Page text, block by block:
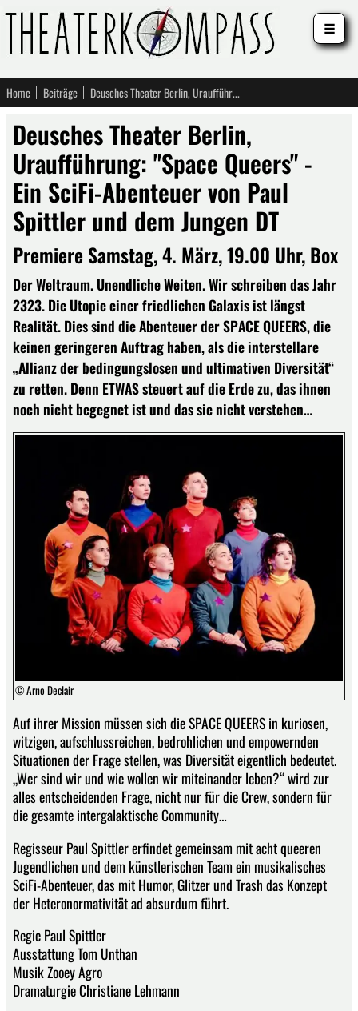
Home Beiträge Deusches Theater Berlin, Uraufführung: "Space Queers" - Ein SciFi-Abenteuer von Paul Spittler und dem Jungen DT
Deusches Theater Berlin,
Uraufführung: "Space Queers" -
Ein SciFi-Abenteuer von Paul
Spittler und dem Jungen DT
Premiere Samstag, 4. März, 19.00 Uhr, Box
Der Weltraum. Unendliche Weiten. Wir schreiben das Jahr
2323. Die Utopie einer friedlichen Galaxis ist längst
Realität. Dies sind die Abenteuer der SPACE QUEERS, die
keinen geringeren Auftrag haben, als die interstellare
„Allianz der bedingungslosen und ultimativen Diversität“
zu retten. Denn ETWAS steuert auf die Erde zu, das ihnen
noch nicht begegnet ist und das sie nicht verstehen…
© Arno Declair
Auf ihrer Mission müssen sich die SPACE QUEERS in kuriosen,
witzigen, aufschlussreichen, bedrohlichen und empowernden
Situationen der Frage stellen, was Diversität eigentlich bedeutet.
„Wer sind wir und wie wollen wir miteinander leben?“ wird zur
alles entscheidenden Frage, nicht nur für die Crew, sondern für
die gesamte intergalaktische Community…
Regisseur Paul Spittler erfindet gemeinsam mit acht queeren
Jugendlichen und dem künstlerischen Team ein musikalisches
SciFi-Abenteuer, das mit Humor, Glitzer und Trash das Konzept
der Heteronormativität ad absurdum führt.
Regie Paul Spittler
Ausstattung Tom Unthan
Musik Zooey Agro
Dramaturgie Christiane Lehmann
☰